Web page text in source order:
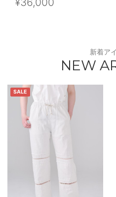
新着ア
NEW
SALE